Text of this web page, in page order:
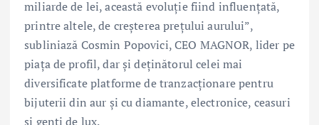
miliarde de lei, această evoluție fiind influențată,
printre altele, de creșterea prețului aurului”,
subliniază Cosmin Popovici, CEO MAGNOR, lider pe
piața de profil, dar și deținătorul celei mai
diversificate platforme de tranzacționare pentru
bijuterii din aur și cu diamante, electronice, ceasuri
și genți de lux.